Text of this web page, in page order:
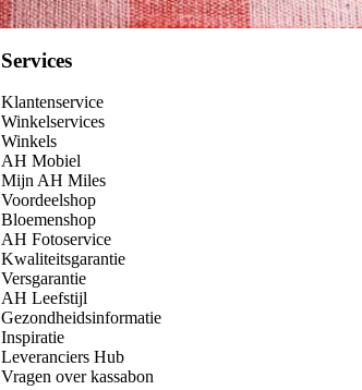
Services
Klantenservice
Winkelservices
Winkels
AH Mobiel
Mijn AH Miles
Voordeelshop
Bloemenshop
AH Fotoservice
Kwaliteitsgarantie
Versgarantie
AH Leefstijl
Gezondheidsinformatie
Inspiratie
Leveranciers Hub
Vragen over kassabon